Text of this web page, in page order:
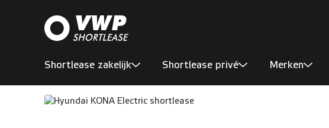
Shortlease zakelijk Shortlease privé Merken